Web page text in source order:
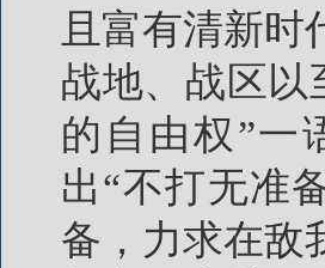
且富有清新
战地、战区以
的自由权”一
出“不打无准
备，力求在敌